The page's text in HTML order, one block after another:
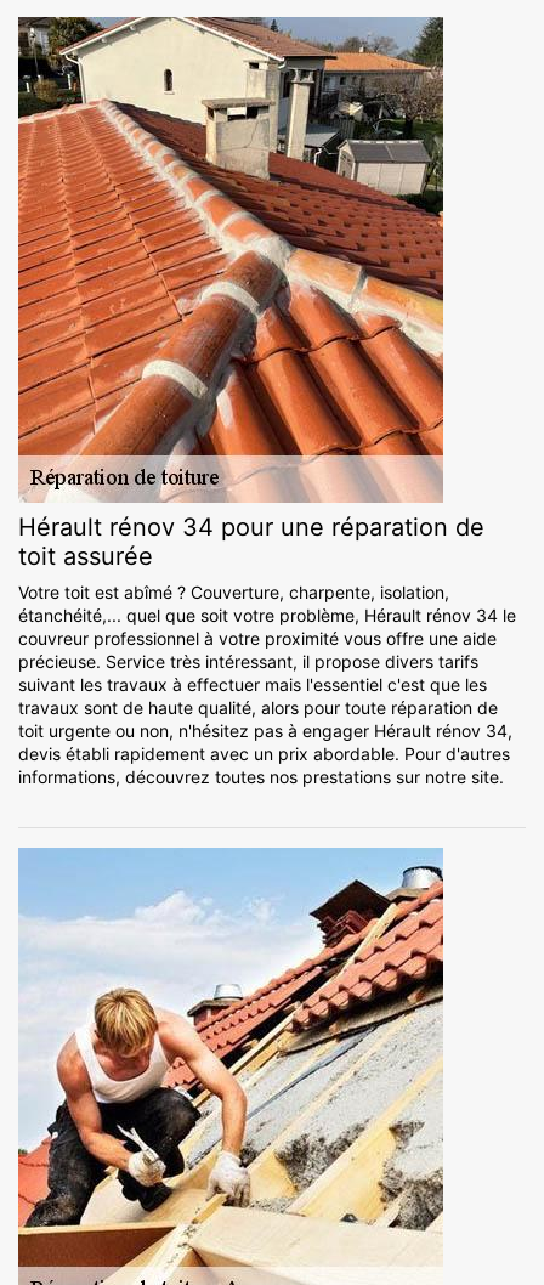
Hérault rénov 34 pour une réparation de
toit assurée
Votre toit est abîmé ? Couverture, charpente, isolation,
étanchéité,... quel que soit votre problème, Hérault rénov 34 le
couvreur professionnel à votre proximité vous offre une aide
précieuse. Service très intéressant, il propose divers tarifs
suivant les travaux à effectuer mais l'essentiel c'est que les
travaux sont de haute qualité, alors pour toute réparation de
toit urgente ou non, n'hésitez pas à engager Hérault rénov 34,
devis établi rapidement avec un prix abordable. Pour d'autres
informations, découvrez toutes nos prestations sur notre site.